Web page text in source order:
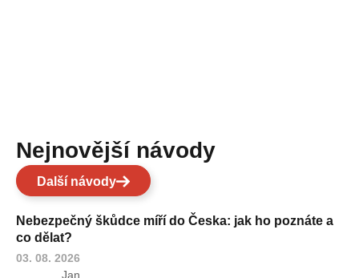
Nejnovější návody
Další návody
Nebezpečný škůdce míří do Česka: jak ho poznáte a
co dělat?
03. 08. 2026
Jan